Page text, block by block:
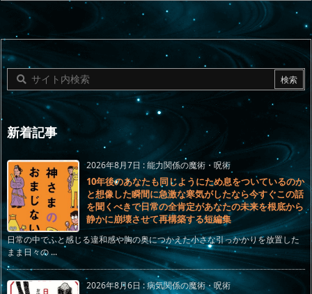
新着記事
2026年8月7日 :能力関係の魔術・呪術
10年後のあなたも同じようにため息をついているのか
と想像した瞬間に急激な寒気がしたなら今すぐこの話
を聞くべきで日常の全肯定があなたの未来を根底から
静かに崩壊させて再構築する短編集
日常の中でふと感じる違和感や胸の奥につかえた小さな引っかかりを放置した
まま日々の ...
2026年8月6日:病気関係の魔術・呪術